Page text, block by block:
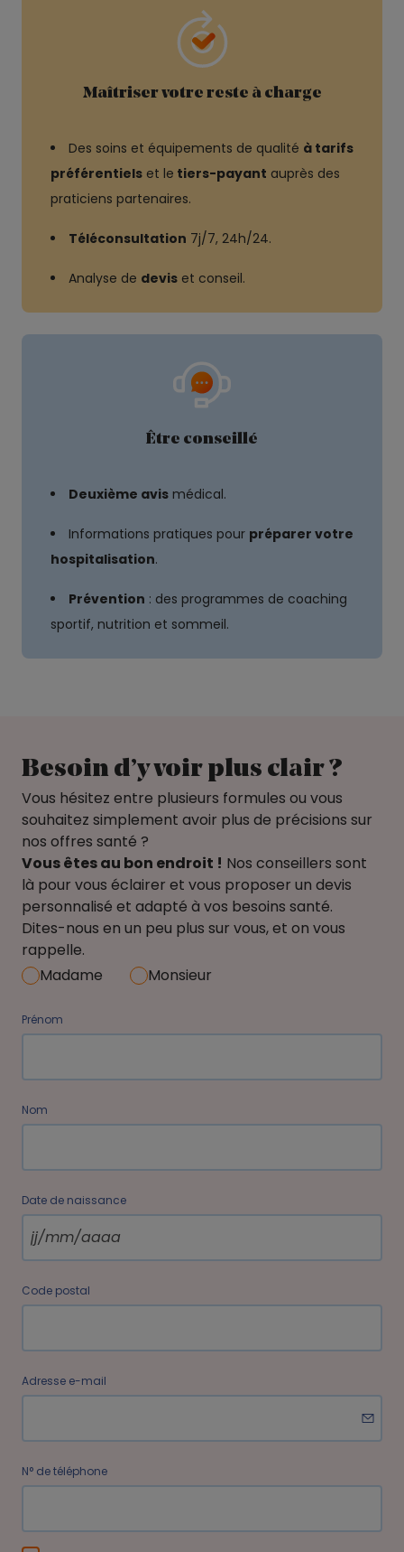
Maîtriser votre reste à charge
Des soins et équipements de qualité à tarifs
préférentiels et le tiers-payant auprès des
praticiens partenaires.
Téléconsultation 7j/7, 24h/24.
Analyse de devis et conseil.
Être conseillé
Deuxième avis médical.
Informations pratiques pour préparer votre
hospitalisation.
Prévention : des programmes de coaching
sportif, nutrition et sommeil.
Besoin d’y voir plus clair ?
Vous hésitez entre plusieurs formules ou vous
souhaitez simplement avoir plus de précisions sur
nos offres santé ?
Vous êtes au bon endroit ! Nos conseillers sont
là pour vous éclairer et vous proposer un devis
personnalisé et adapté à vos besoins santé.
Dites-nous en un peu plus sur vous, et on vous
rappelle.
Madame
Monsieur
Prénom
Nom
Date de naissance
Code postal
Adresse e-mail
N° de téléphone